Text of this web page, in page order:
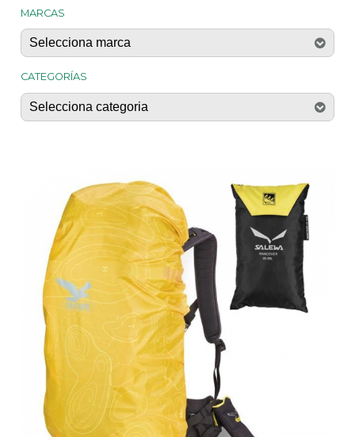
MARCAS
CATEGORÍAS